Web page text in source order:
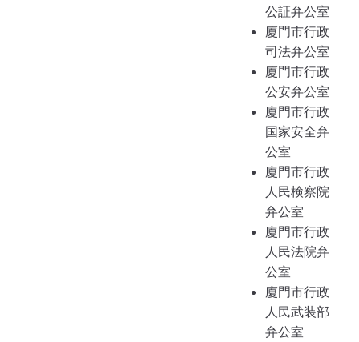
公証弁公室
廈門市行政
司法弁公室
廈門市行政
公安弁公室
廈門市行政
国家安全弁
公室
廈門市行政
人民検察院
弁公室
廈門市行政
人民法院弁
公室
廈門市行政
人民武装部
弁公室